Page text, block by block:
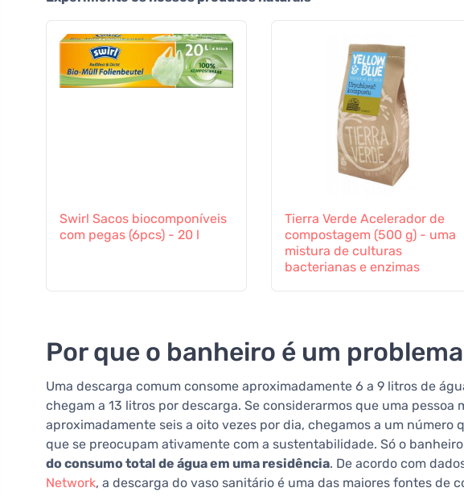
Swirl Sacos biocomponíveis
com pegas (6pcs) - 20 l
Tierra Verde Acelerador de
compostagem (500 g) - uma
mistura de culturas
bacterianas e enzimas
Por que o banheiro é um
Uma descarga comum consome aproximadamente 6 a 9 litros de
chegam a 13 litros por descarga. Se considerarmos que uma pessoa
aproximadamente seis a oito vezes por dia, chegamos a um número
que se preocupam ativamente com a sustentabilidade. Só o
do consumo total de água em uma residência. De acordo com
Network, a descarga do vaso sanitário é uma das maiores fontes de